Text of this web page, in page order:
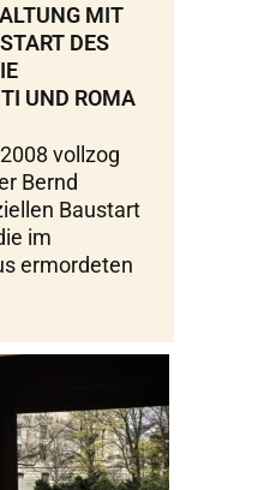
MIT
DES
UND ROMA
vollzog
Bernd
Baustart
im
ermordeten